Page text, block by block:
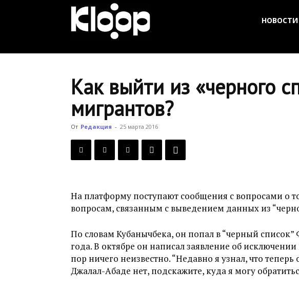
Новости
Кыргызстана
НОВОСТИ
Как выйти из «черного
мигрантов?
От Редакция - 25 марта 2016
На платформу поступают сообщения с вопросами о
вопросам, связанным с выведением данных из
По словам Кубанычбека, он попал в “черный список”
года. В октябре он написал заявление об
пор ничего неизвестно. “Недавно я узнал, что
Джалал-Абаде нет, подскажите, куда я могу